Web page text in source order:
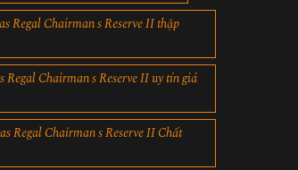
Regal Chairman s Reserve II thập
Chairman s Reserve II uy tín giá
Regal Chairman s Reserve II Chất